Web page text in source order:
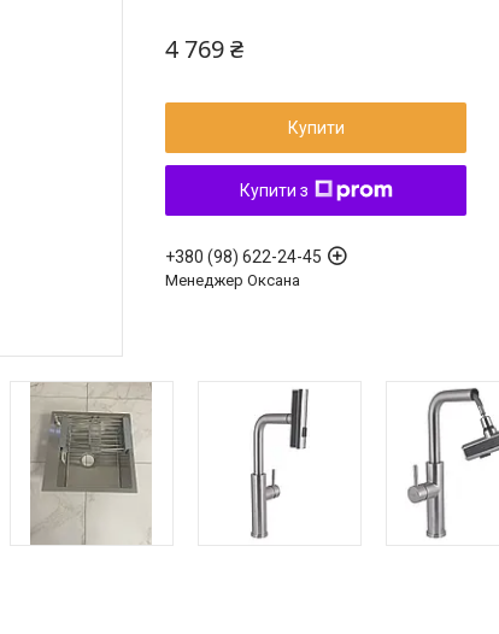
4 769 ₴
Купити
Купити з
+380 (98) 622-24-45
Менеджер Оксана